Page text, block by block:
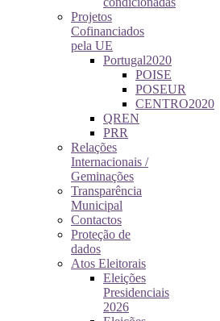
Projetos
Cofinanciados
pela UE
Portugal2020
POISE
POSEUR
CENTRO2020
QREN
PRR
Relações
Internacionais /
Geminações
Transparência
Municipal
Contactos
Proteção de
dados
Atos Eleitorais
Eleições
Presidenciais
2026